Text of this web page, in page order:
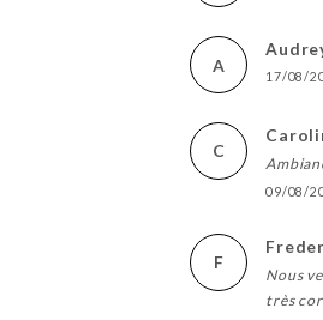
A
17/08/
C
09/08/
F
Nous
très